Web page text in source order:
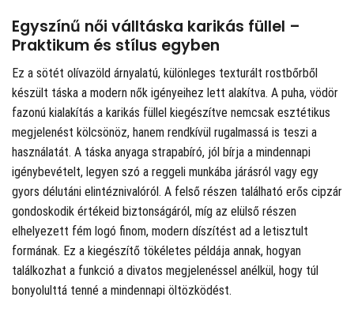
Egyszínű női válltáska karikás füllel –
Praktikum és stílus egyben
Ez a sötét olívazöld árnyalatú, különleges texturált rostbőrből
készült táska a modern nők igényeihez lett alakítva. A puha, vödör
fazonú kialakítás a karikás füllel kiegészítve nemcsak esztétikus
megjelenést kölcsönöz, hanem rendkívül rugalmassá is teszi a
használatát. A táska anyaga strapabíró, jól bírja a mindennapi
igénybevételt, legyen szó a reggeli munkába járásról vagy egy
gyors délutáni elintéznivalóról. A felső részen található erős cipzár
gondoskodik értékeid biztonságáról, míg az elülső részen
elhelyezett fém logó finom, modern díszítést ad a letisztult
formának. Ez a kiegészítő tökéletes példája annak, hogyan
találkozhat a funkció a divatos megjelenéssel anélkül, hogy túl
bonyolulttá tenné a mindennapi öltözködést.